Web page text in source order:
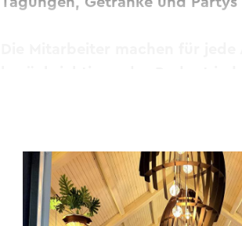
berücksichtigen das Budget